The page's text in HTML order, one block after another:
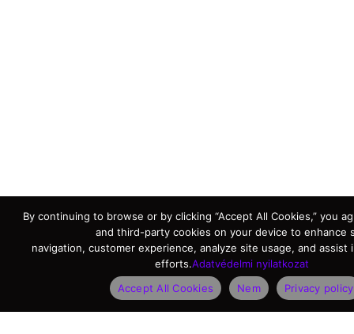
By continuing to browse or by clicking “Accept All Cookies,” you
and third-party cookies on your device to enhance
navigation, customer experience, analyze site usage, and assist
efforts.Adatvédelmi nyilatkozat
Accept All Cookies
Nem Privacy policy